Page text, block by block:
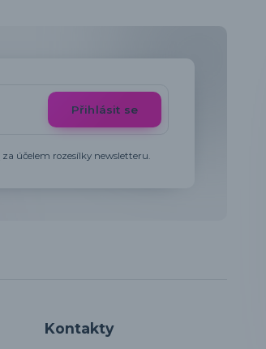
Přihlásit se
za účelem rozesílky newsletteru.
Kontakty